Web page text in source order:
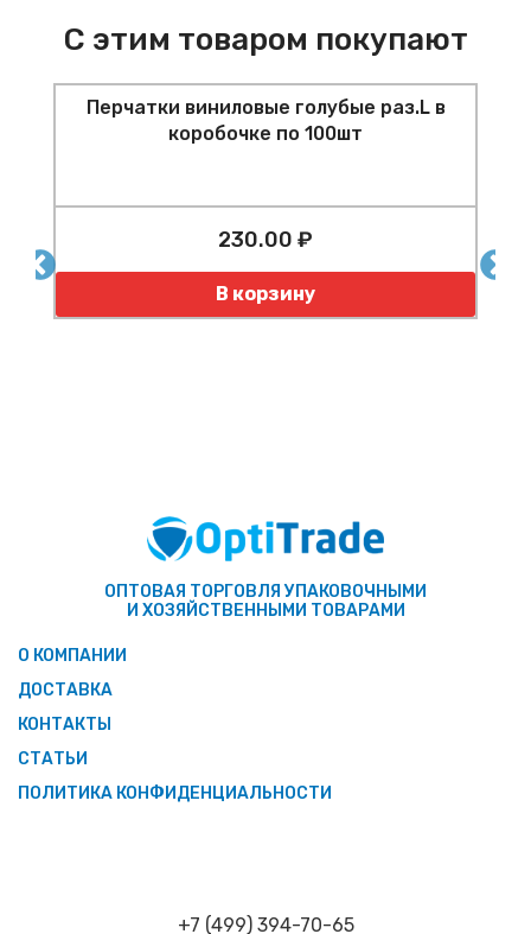
С этим товаром покупают
Перчатки виниловые голубые раз.L в
коробочке по 100шт
230.00 ₽
Количество
В корзину
ОПТОВАЯ ТОРГОВЛЯ УПАКОВОЧНЫМИ
И ХОЗЯЙСТВЕННЫМИ ТОВАРАМИ
О КОМПАНИИ
ДОСТАВКА
КОНТАКТЫ
СТАТЬИ
ПОЛИТИКА КОНФИДЕНЦИАЛЬНОСТИ
+7 (499) 394-70-65